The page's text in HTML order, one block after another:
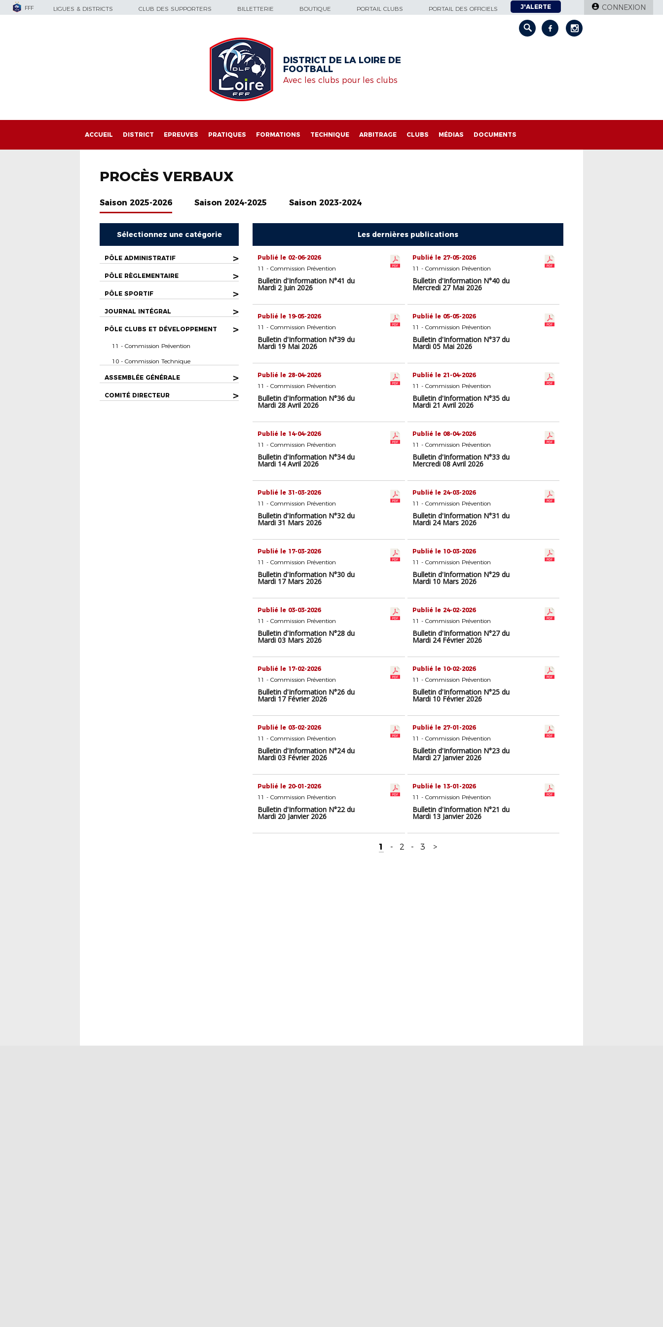
FFF LIGUES & DISTRICTS CLUB DES SUPPORTERS BILLETTERIE BOUTIQUE PORTAIL CLUBS PORTAIL DES OFFICIELS J'ALERTE CONNEXION
DISTRICT DE LA LOIRE DE
FOOTBALL
Avec les clubs pour les clubs
ACCUEIL DISTRICT EPREUVES PRATIQUES FORMATIONS TECHNIQUE ARBITRAGE CLUBS MÉDIAS DOCUMENTS
PROCÈS VERBAUX
Saison 2025-2026 Saison 2024-2025 Saison 2023-2024
Sélectionnez une catégorie
PÔLE ADMINISTRATIF >
PÔLE RÈGLEMENTAIRE >
PÔLE SPORTIF >
JOURNAL INTÉGRAL >
PÔLE CLUBS ET DÉVELOPPEMENT >
11 - Commission Prévention
10 - Commission Technique
ASSEMBLÉE GÉNÉRALE >
COMITÉ DIRECTEUR >
Les dernières publications
Publié le 02-06-2026
11 - Commission Prévention
Bulletin d'Information N°41 du
Mardi 2 Juin 2026
Publié le 27-05-2026
11 - Commission Prévention
Bulletin d'Information N°40 du
Mercredi 27 Mai 2026
Publié le 19-05-2026
11 - Commission Prévention
Bulletin d'Information N°39 du
Mardi 19 Mai 2026
Publié le 05-05-2026
11 - Commission Prévention
Bulletin d'Information N°37 du
Mardi 05 Mai 2026
Publié le 28-04-2026
11 - Commission Prévention
Bulletin d'Information N°36 du
Mardi 28 Avril 2026
Publié le 21-04-2026
11 - Commission Prévention
Bulletin d'Information N°35 du
Mardi 21 Avril 2026
Publié le 14-04-2026
11 - Commission Prévention
Bulletin d'Information N°34 du
Mardi 14 Avril 2026
Publié le 08-04-2026
11 - Commission Prévention
Bulletin d'Information N°33 du
Mercredi 08 Avril 2026
Publié le 31-03-2026
11 - Commission Prévention
Bulletin d'Information N°32 du
Mardi 31 Mars 2026
Publié le 24-03-2026
11 - Commission Prévention
Bulletin d'Information N°31 du
Mardi 24 Mars 2026
Publié le 17-03-2026
11 - Commission Prévention
Bulletin d'Information N°30 du
Mardi 17 Mars 2026
Publié le 10-03-2026
11 - Commission Prévention
Bulletin d'Information N°29 du
Mardi 10 Mars 2026
Publié le 03-03-2026
11 - Commission Prévention
Bulletin d'Information N°28 du
Mardi 03 Mars 2026
Publié le 24-02-2026
11 - Commission Prévention
Bulletin d'Information N°27 du
Mardi 24 Février 2026
Publié le 17-02-2026
11 - Commission Prévention
Bulletin d'Information N°26 du
Mardi 17 Février 2026
Publié le 10-02-2026
11 - Commission Prévention
Bulletin d'Information N°25 du
Mardi 10 Février 2026
Publié le 03-02-2026
11 - Commission Prévention
Bulletin d'Information N°24 du
Mardi 03 Février 2026
Publié le 27-01-2026
11 - Commission Prévention
Bulletin d'Information N°23 du
Mardi 27 Janvier 2026
Publié le 20-01-2026
11 - Commission Prévention
Bulletin d'Information N°22 du
Mardi 20 Janvier 2026
Publié le 13-01-2026
11 - Commission Prévention
Bulletin d'Information N°21 du
Mardi 13 Janvier 2026
1 - 2 - 3 >